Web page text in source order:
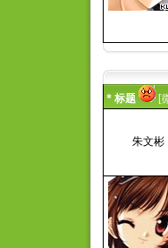
* 标题 [
朱文彬